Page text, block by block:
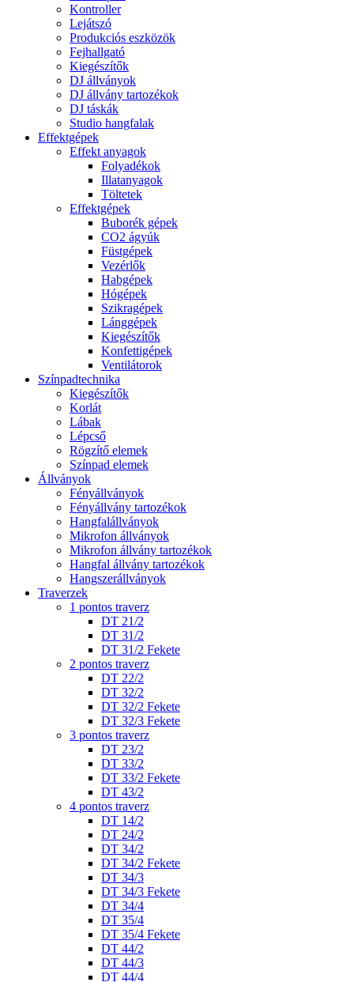
Kontroller
Lejátszó
Produkciós eszközök
Fejhallgató
Kiegészítők
DJ állványok
DJ állvány tartozékok
DJ táskák
Studio hangfalak
Effektgépek
Effekt anyagok
Folyadékok
Illatanyagok
Töltetek
Effektgépek
Buborék gépek
CO2 ágyúk
Füstgépek
Vezérlők
Habgépek
Hógépek
Szikragépek
Lánggépek
Kiegészítők
Konfettigépek
Ventilátorok
Színpadtechnika
Kiegészítők
Korlát
Lábak
Lépcső
Rögzítő elemek
Színpad elemek
Állványok
Fényállványok
Fényállvány tartozékok
Hangfalállványok
Mikrofon állványok
Mikrofon állvány tartozékok
Hangfal állvány tartozékok
Hangszerállványok
Traverzek
1 pontos traverz
DT 21/2
DT 31/2
DT 31/2 Fekete
2 pontos traverz
DT 22/2
DT 32/2
DT 32/2 Fekete
DT 32/3 Fekete
3 pontos traverz
DT 23/2
DT 33/2
DT 33/2 Fekete
DT 43/2
4 pontos traverz
DT 14/2
DT 24/2
DT 34/2
DT 34/2 Fekete
DT 34/3
DT 34/3 Fekete
DT 34/4
DT 35/4
DT 35/4 Fekete
DT 44/2
DT 44/3
DT 44/4